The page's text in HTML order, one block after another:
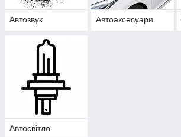
Автозвук Автоаксесуари
Автосвітло